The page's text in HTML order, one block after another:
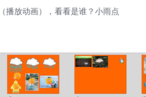
播放动画），看看是谁？小雨点